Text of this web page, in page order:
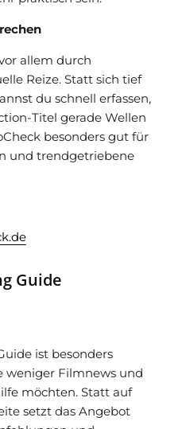
allem durch
Reize. Statt sich tief
du schnell erfassen,
Titel gerade Wellen
besonders gut für
und trendgetriebene
Guide
ist besonders
weniger Filmnews und
möchten. Statt auf
setzt das Angebot